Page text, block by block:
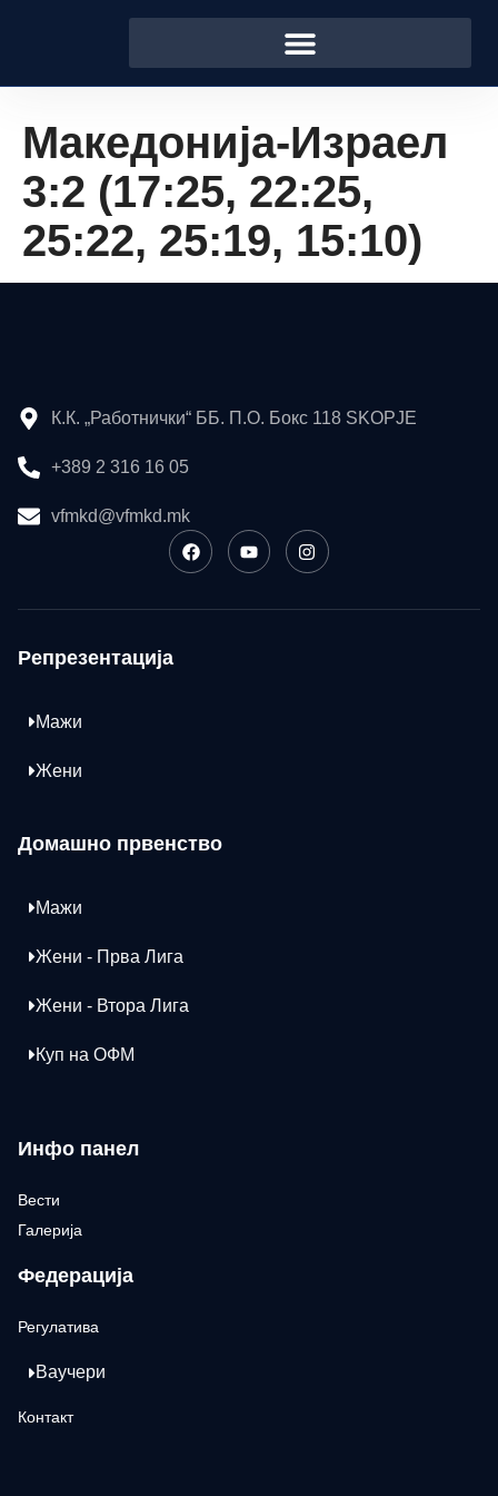
Македонија-Израел
3:2 (17:25, 22:25,
25:22, 25:19, 15:10)
К.К. „Работнички“ ББ. П.О. Бокс 118 SKOPJE
+389 2 316 16 05
vfmkd@vfmkd.mk
Репрезентација
Мажи
Жени
Домашно првенство
Мажи
Жени - Прва Лига
Жени - Втора Лига
Куп на ОФМ
Инфо панел
Вести
Галерија
Федерација
Регулатива
Ваучери
Контакт